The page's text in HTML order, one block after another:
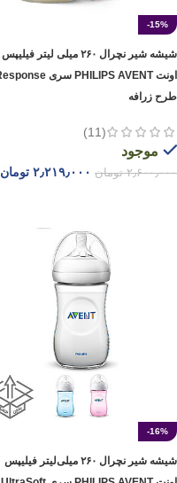
-15%
شیشه شیر نچرال ۲۶۰ میلی لیتر فیلیپس
طرح زرافه
(11)
موجود
۲٫۶۰۰٫۰۰۰ تومان ۲٫۲۱۹٫۰۰۰ تومان
-16%
شیشه شیر نچرال ۲۶۰ میلی‌لیتر فیلیپس